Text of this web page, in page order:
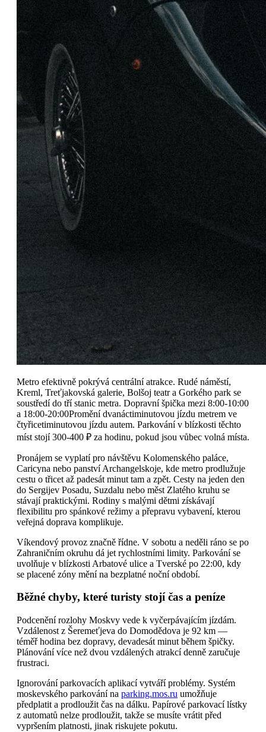
Metro efektivně pokrývá centrální atrakce. Rudé náměstí,
Kreml, Treťjakovská galerie, Bolšoj teatr a Gorkého park se
soustředí do tří stanic metra. Dopravní špička mezi 8:00-10:00
a 18:00-20:00Promění dvanáctiminutovou jízdu metrem ve
čtyřicetiminutovou jízdu autem. Parkování v blízkosti těchto
míst stojí 300-400 ₽ za hodinu, pokud jsou vůbec volná místa.
Pronájem se vyplatí pro návštěvu Kolomenského paláce,
Caricyna nebo panství Archangelskoje, kde metro prodlužuje
cestu o třicet až padesát minut tam a zpět. Cesty na jeden den
do Sergijev Posadu, Suzdalu nebo měst Zlatého kruhu se
stávají praktickými. Rodiny s malými dětmi získávají
flexibilitu pro spánkové režimy a přepravu vybavení, kterou
veřejná doprava komplikuje.
Víkendový provoz značně řídne. V sobotu a neděli ráno se po
Zahraničním okruhu dá jet rychlostními limity. Parkování se
uvolňuje v blízkosti Arbatové ulice a Tverské po 22:00, kdy
se placené zóny mění na bezplatné noční období.
Běžné chyby, které turisty stojí čas a peníze
Podcenění rozlohy Moskvy vede k vyčerpávajícím jízdám.
Vzdálenost z Šeremeťjeva do Domodědova je 92 km —
téměř hodina bez dopravy, devadesát minut během špičky.
Plánování více než dvou vzdálených atrakcí denně zaručuje
frustraci.
Ignorování parkovacích aplikací vytváří problémy. Systém
moskevského parkování na parking.mos.ru umožňuje
předplatit a prodloužit čas na dálku. Papírové parkovací lístky
z automatů nelze prodloužit, takže se musíte vrátit před
vypršením platnosti, jinak riskujete pokutu.